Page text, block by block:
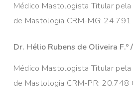
Médico Mastologista Titular
de Mastologia CRM-MG:
Dr. Hélio Rubens de Oliveira F.º
Médico Mastologista Titular
de Mastologia CRM-PR: 20.748